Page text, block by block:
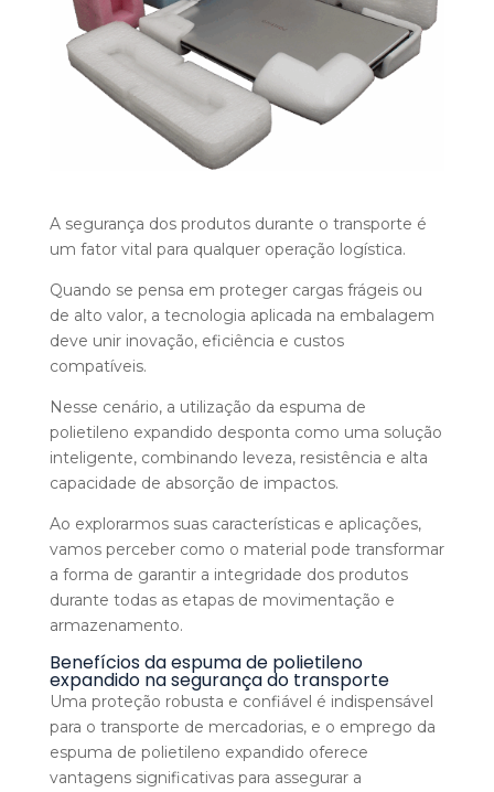
A segurança dos produtos durante o transporte é
um fator vital para qualquer operação logística.
Quando se pensa em proteger cargas frágeis ou
de alto valor, a tecnologia aplicada na embalagem
deve unir inovação, eficiência e custos
compatíveis.
Nesse cenário, a utilização da espuma de
polietileno expandido desponta como uma solução
inteligente, combinando leveza, resistência e alta
capacidade de absorção de impactos.
Ao explorarmos suas características e aplicações,
vamos perceber como o material pode transformar
a forma de garantir a integridade dos produtos
durante todas as etapas de movimentação e
armazenamento.
Benefícios da espuma de polietileno
expandido na segurança do transporte
Uma proteção robusta e confiável é indispensável
para o transporte de mercadorias, e o emprego da
espuma de polietileno expandido oferece
vantagens significativas para assegurar a